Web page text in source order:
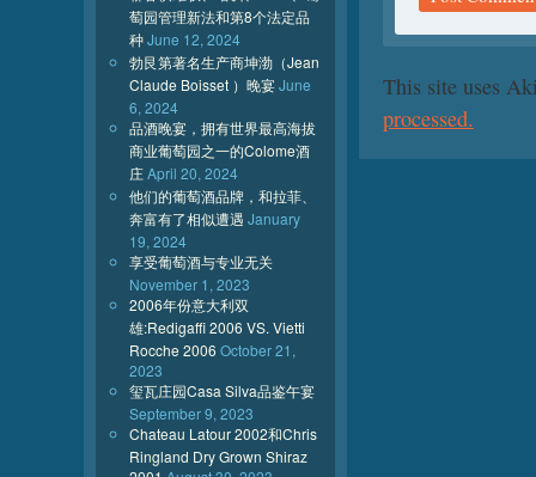
This site uses
processed.
萄园管理新法和第8个法定品
种June 12, 2024
勃艮第著名生产商坤渤（Jean
Claude Boisset ）晚宴June
6, 2024
品酒晚宴，拥有世界最高海拔
商业葡萄园之一的Colome酒
庄April 20, 2024
他们的葡萄酒品牌，和拉菲、
奔富有了相似遭遇 January
19, 2024
享受葡萄酒与专业无关
November 1, 2023
2006年份意大利双
雄:Redigaffi 2006 VS. Vietti
Rocche 2006 October 21,
2023
玺瓦庄园Casa Silva品鉴午宴
September 9, 2023
Chateau Latour 2002和Chris
Ringland Dry Grown Shiraz